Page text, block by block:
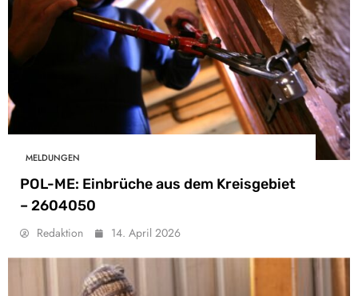
MELDUNGEN
POL-ME: Einbrüche aus dem Kreisgebiet
– 2604050
Redaktion 14. April 2026